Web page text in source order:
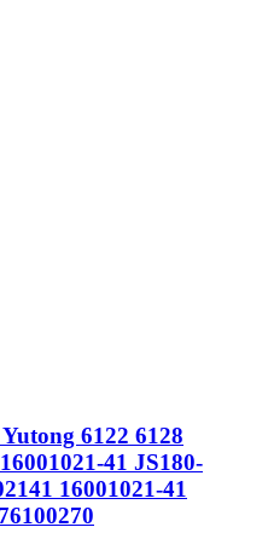
6122 6128
41 JS180-
16001021-41